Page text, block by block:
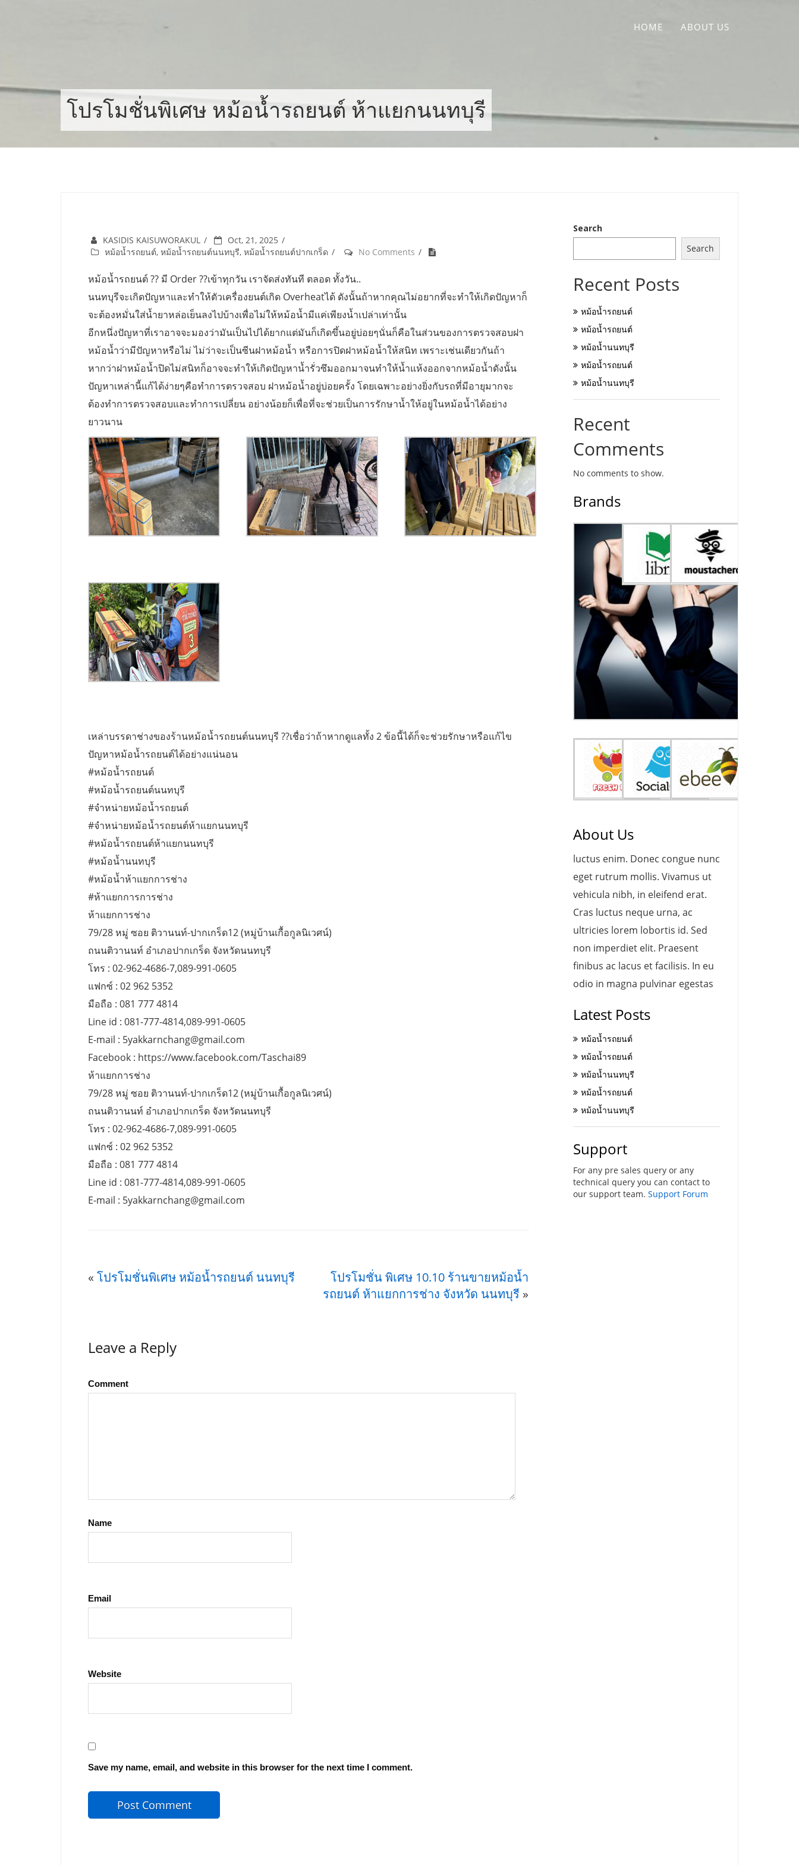
HOME ABOUT US
โปรโมชั่นพิเศษ หม้อน้ำรถยนต์ ห้าแยกนนทบุรี
KASIDIS KAISUWORAKUL
Oct, 21, 2025
หม้อน้ำรถยนต์, หม้อน้ำรถยนต์นนทบุรี, หม้อน้ำรถยนต์ปากเกร็ด No Comments
หม้อน้ำรถยนต์ ?? มี Order ??เข้าทุกวัน เราจัดส่งทันที ตลอด ทั้งวัน..
นนทบุรีจะเกิดปัญหาและทำให้ตัวเครื่องยนต์เกิด Overheatได้ ดังนั้นถ้าหากคุณไม่อยากที่จะทำให้เกิดปัญหาก็
จะต้องหมั่นใส่น้ำยาหล่อเย็นลงไปบ้างเพื่อไม่ให้หม้อน้ำมีแค่เพียงน้ำเปล่าเท่านั้น
อีกหนึ่งปัญหาที่เราอาจจะมองว่ามันเป็นไปได้ยากแต่มันก็เกิดขึ้นอยู่บ่อยๆนั่นก็คือในส่วนของการตรวจสอบฝา
หม้อน้ำว่ามีปัญหาหรือไม่ ไม่ว่าจะเป็นซีนฝาหม้อน้ำ หรือการปิดฝาหม้อน้ำให้สนิท เพราะเช่นเดียวกันถ้า
หากว่าฝาหม้อน้ำปิดไม่สนิทก็อาจจะทำให้เกิดปัญหาน้ำรั่วซึมออกมาจนทำให้น้ำแห้งออกจากหม้อน้ำดังนั้น
ปัญหาเหล่านี้แก้ได้ง่ายๆคือทำการตรวจสอบ ฝาหม้อน้ำอยู่บ่อยครั้ง โดยเฉพาะอย่างยิ่งกับรถที่มีอายุมากจะ
ต้องทำการตรวจสอบและทำการเปลี่ยน อย่างน้อยก็เพื่อที่จะช่วยเป็นการรักษาน้ำให้อยู่ในหม้อน้ำได้อย่าง
ยาวนาน
เหล่าบรรดาช่างของร้านหม้อน้ำรถยนต์นนทบุรี ??เชื่อว่าถ้าหากดูแลทั้ง 2 ข้อนี้ได้ก็จะช่วยรักษาหรือแก้ไข
ปัญหาหม้อน้ำรถยนต์ได้อย่างแน่นอน
#หม้อน้ำรถยนต์
#หม้อน้ำรถยนต์นนทบุรี
#จำหน่ายหม้อน้ำรถยนต์
#จำหน่ายหม้อน้ำรถยนต์ห้าแยกนนทบุรี
#หม้อน้ำรถยนต์ห้าแยกนนทบุรี
#หม้อน้ำนนทบุรี
#หม้อน้ำห้าแยกการช่าง
#ห้าแยกการการช่าง
ห้าแยกการช่าง
79/28 หมู่ ซอย ติวานนท์-ปากเกร็ด12 (หมู่บ้านเกื้อกูลนิเวศน์)
ถนนติวานนท์ อำเภอปากเกร็ด จังหวัดนนทบุรี
โทร : 02-962-4686-7,089-991-0605
แฟกซ์ : 02 962 5352
มือถือ : 081 777 4814
Line id : 081-777-4814,089-991-0605
E-mail : 5yakkarnchang@gmail.com
Facebook : https://www.facebook.com/Taschai89
ห้าแยกการช่าง
79/28 หมู่ ซอย ติวานนท์-ปากเกร็ด12 (หมู่บ้านเกื้อกูลนิเวศน์)
ถนนติวานนท์ อำเภอปากเกร็ด จังหวัดนนทบุรี
โทร : 02-962-4686-7,089-991-0605
แฟกซ์ : 02 962 5352
มือถือ : 081 777 4814
Line id : 081-777-4814,089-991-0605
E-mail : 5yakkarnchang@gmail.com
« โปรโมชั่นพิเศษ หม้อน้ำรถยนต์ นนทบุรี
โปรโมชั่น พิเศษ 10.10 ร้านขายหม้อน้ำ
รถยนต์ ห้าแยกการช่าง จังหวัด นนทบุรี »
Leave a Reply
Comment
Name
Email
Website
Save my name, email, and website in this browser for the next time I comment.
Search
Search
Recent Posts
หม้อน้ำรถยนต์
หม้อน้ำรถยนต์
หม้อน้ำนนทบุรี
หม้อน้ำรถยนต์
หม้อน้ำนนทบุรี
Recent
Comments
No comments to show.
Brands
About Us
luctus enim. Donec congue nunc
eget rutrum mollis. Vivamus ut
vehicula nibh, in eleifend erat.
Cras luctus neque urna, ac
ultricies lorem lobortis id. Sed
non imperdiet elit. Praesent
finibus ac lacus et facilisis. In eu
odio in magna pulvinar egestas
Latest Posts
หม้อน้ำรถยนต์
หม้อน้ำรถยนต์
หม้อน้ำนนทบุรี
หม้อน้ำรถยนต์
หม้อน้ำนนทบุรี
Support
For any pre sales query or any
technical query you can contact to
our support team. Support Forum